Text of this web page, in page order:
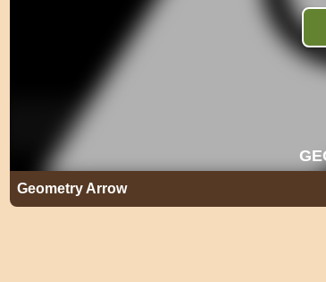
Geometry Arrow